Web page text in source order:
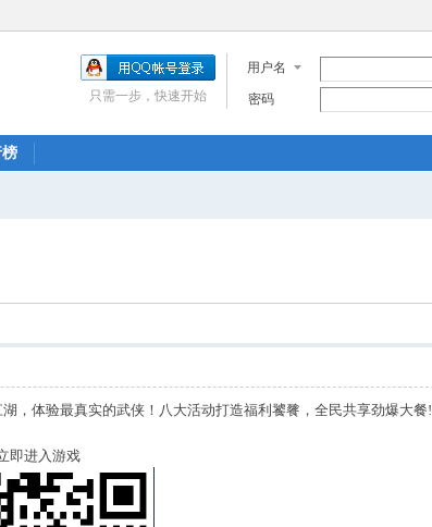
用户名
密码
只需一步，快速开始
，体验最真实的武侠！八大活动打造福利饕餮，全民共享劲爆大餐!
即进入游戏